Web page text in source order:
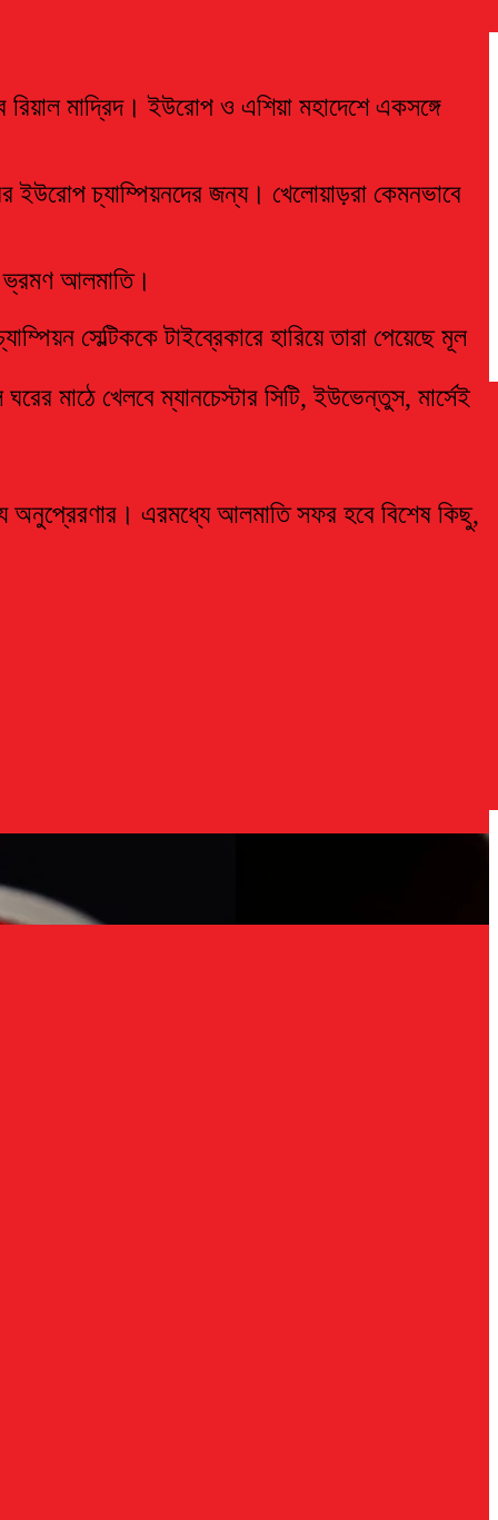
মাদ্রিদ। ইউরোপ ও এশিয়া মহাদেশে একসঙ্গে
ইউরোপ চ্যাম্পিয়নদের জন্য। খেলোয়াড়রা কেমনভাবে
ভ্রমণ আলমাতি।
সেল্টিককে টাইব্রেকারে হারিয়ে তারা পেয়েছে মূল
মাঠে খেলবে ম্যানচেস্টার সিটি, ইউভেন্তুস, মার্সেই
অনুপ্রেরণার। এরমধ্যে আলমাতি সফর হবে বিশেষ কিছু,